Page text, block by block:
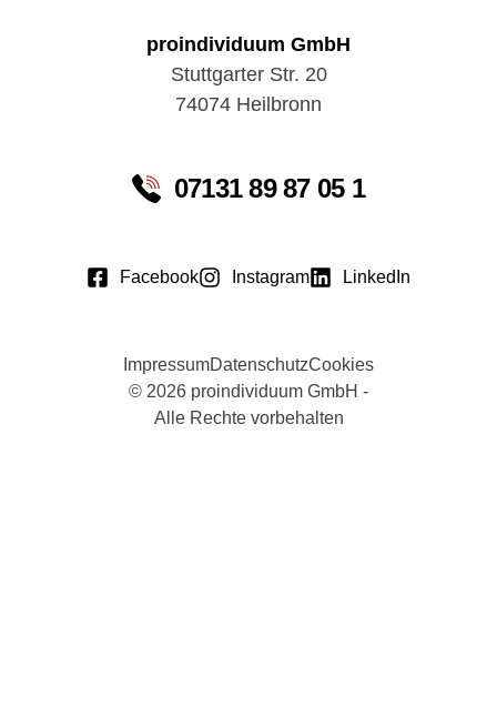
proindividuum GmbH
Stuttgarter Str. 20
74074 Heilbronn
07131 89 87 05 1
Facebook Instagram LinkedIn
© 2026 proindividuum GmbH -
Alle Rechte vorbehalten
ImpressumDatenschutzCookies